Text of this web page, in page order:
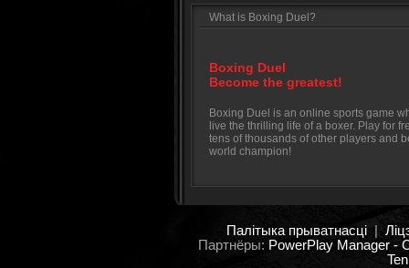
What is Boxing Duel?
Boxing Duel
Become the greatest!
Boxing Duel is an online sports game
live the thrilling life of a boxer. Play for
tens of thousands of other players and
world champion!
Палітыка прыватнасці
Партнёры: PowerPlay Manager -